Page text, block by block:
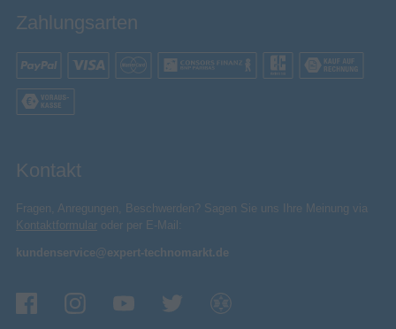
Zahlungsarten
Kontakt
Fragen, Anregungen, Beschwerden? Sagen Sie uns Ihre Meinung via
Kontaktformular oder per E-Mail:
kundenservice@expert-technomarkt.de